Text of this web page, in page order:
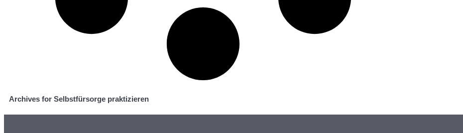
Archives for Selbstfürsorge praktizieren